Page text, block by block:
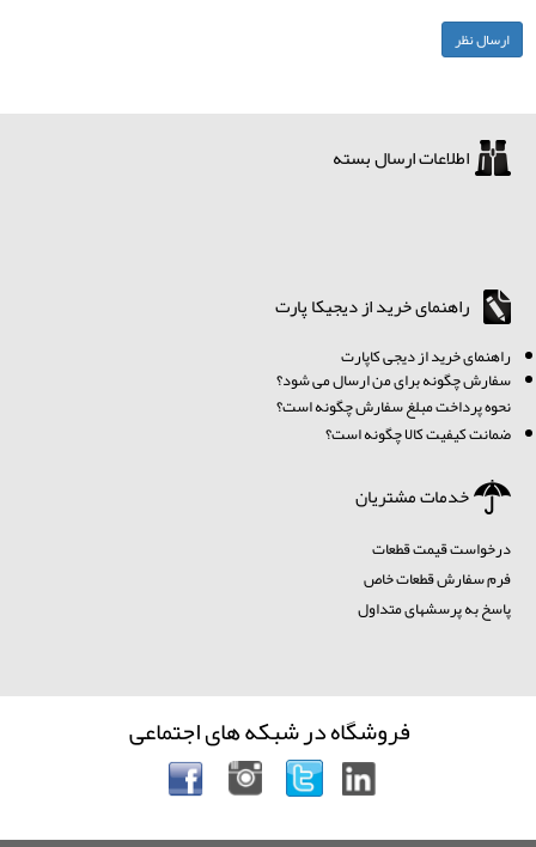
اطلاعات ارسال بسته
راهنمای خرید از دیجیکا پارت
راهنمای خرید از دیجی کاپارت
سفارش چگونه برای من ارسال می شود؟
نحوه پرداخت مبلغ سفارش چگونه است؟
ضمانت کیفیت کالا چگونه است؟
خدمات مشتریان
درخواست قیمت قطعات
فرم سفارش قطعات خاص
پاسخ به پرسشهای متداول
فروشگاه در شبکه های اجتماعی